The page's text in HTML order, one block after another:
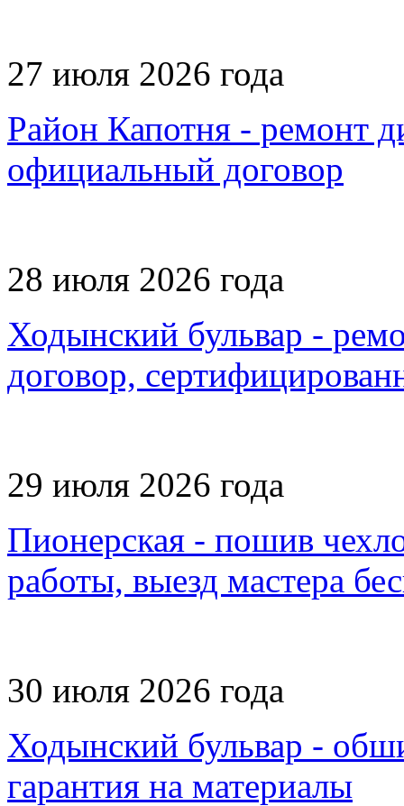
27 июля 2026 года
Район Капотня - ремонт
официальный договор
28 июля 2026 года
Ходынский бульвар -
договор,
29 июля 2026 года
Пионерская - пошив
работы, выезд мастера
30 июля 2026 года
Ходынский бульвар -
гарантия на материалы